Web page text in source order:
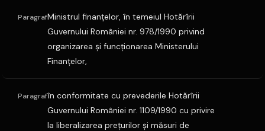
ParagrafMinistrul finanţelor, în temeiul Hotărîrii
Guvernului României nr. 978/1990 privind
organizarea şi funcţionarea Ministerului
Finanţelor,
Paragrafîn conformitate cu prevederile Hotărîrii
Guvernului României nr. 1109/1990 cu privire
la liberalizarea preţurilor şi măsuri de